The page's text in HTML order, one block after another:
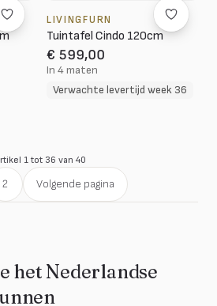
LIVINGFURN
Tuintafel Cindo 120cm
€ 599,00
In 4 maten
Verwachte levertijd week 36
1 tot 36 van 40
2 Volgende pagina
het Nederlandse